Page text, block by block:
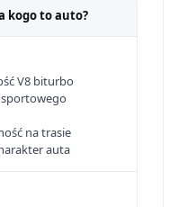
kogo to auto?
V8 biturbo
na trasie
auta